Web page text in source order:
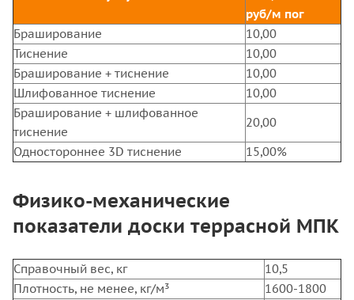
руб/м пог
Браширование
10,00
Тиснение
10,00
Браширование + тиснение
10,00
Шлифованное тиснение
10,00
Браширование + шлифованное
тиснение
20,00
Одностороннее 3D тиснение
15,00%
Физико-механические
показатели доски террасной МПК
Справочный вес, кг
10,5
Плотность, не менее, кг/м³
1600-1800